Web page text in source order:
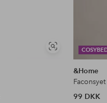
Se
lignende
&Home
99 DKK